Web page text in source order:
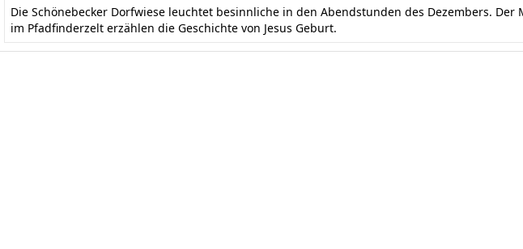
Die Schönebecker Dorfwiese leuchtet besinnliche in den Abendstunden des Dezembers.
im Pfadfinderzelt erzählen die Geschichte von Jesus Geburt.